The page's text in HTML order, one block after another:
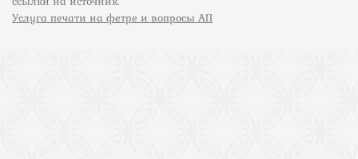
Услуга печати на фетре и вопросы АП